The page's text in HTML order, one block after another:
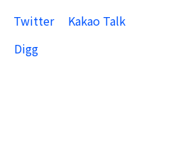
Twitter
Kakao Talk
Digg